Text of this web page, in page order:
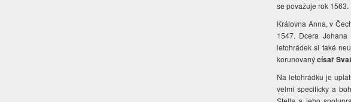
se považuje rok 1563.
Královna Anna, v
1547. Dcera
letohrádek si také
korunovanýcísař
Na letohrádku je
velmi specificky a